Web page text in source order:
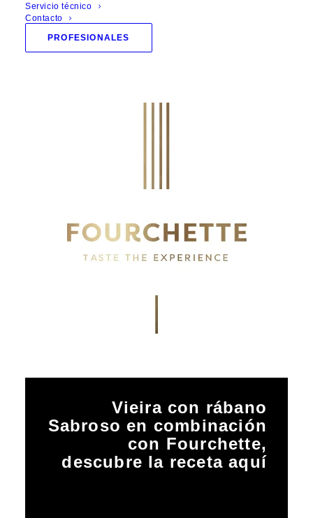
Servicio técnico
Contacto
PROFESIONALES
Vieira con rábano
Sabroso en combinación
con Fourchette,
descubre la receta aquí